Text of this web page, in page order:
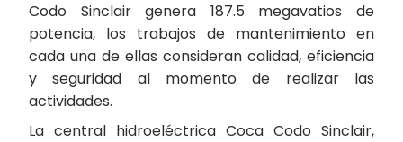
Codo Sinclair genera 187.5 megavatios de
potencia, los trabajos de mantenimiento en
cada una de ellas consideran calidad, eficiencia
y seguridad al momento de realizar las
actividades.
La central hidroeléctrica Coca Codo Sinclair,